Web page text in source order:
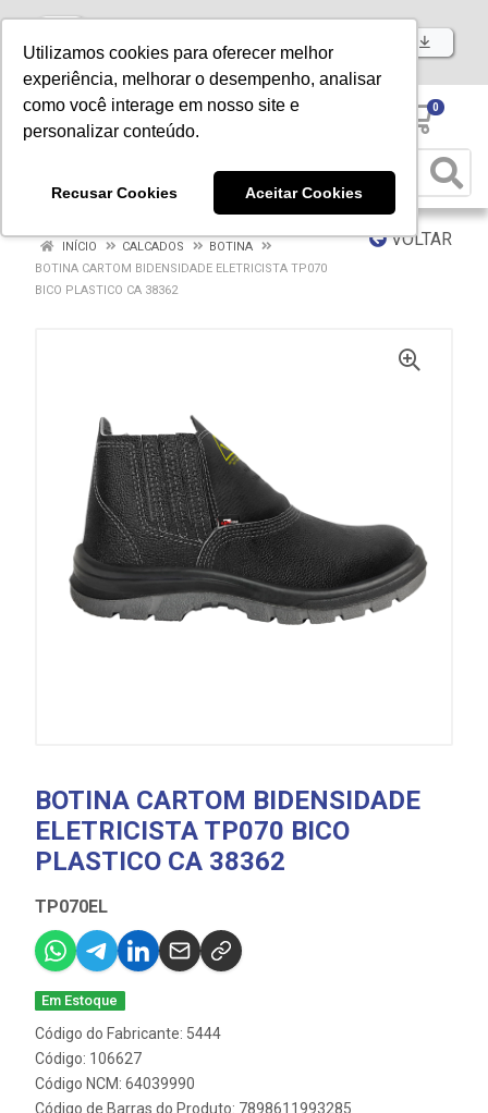
Utilizamos cookies para oferecer melhor
experiência, melhorar o desempenho, analisar
como você interage em nosso site e
personalizar conteúdo.
Recusar Cookies Aceitar Cookies
Baixe já nosso APP
0
VOLTAR
INÍCIO CALCADOS
BOTINA
BOTINA CARTOM BIDENSIDADE ELETRICISTA TP070
BICO PLASTICO CA 38362
BOTINA CARTOM BIDENSIDADE
ELETRICISTA TP070 BICO
PLASTICO CA 38362
TP070EL
Em Estoque
Código do Fabricante: 5444
Código: 106627
Código NCM: 64039990
Código de Barras do Produto: 7898611993285